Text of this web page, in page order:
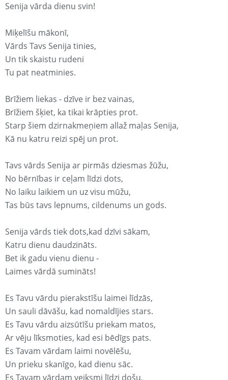
Senija vārda dienu svin!
Miķelīšu mākonī,
Vārds Tavs Senija tinies,
Un tik skaistu rudeni
Tu pat neatminies.
Brīžiem liekas - dzīve ir bez vainas,
Brīžiem šķiet, ka tikai krāpties prot.
Starp šiem dzirnakmeņiem allaž maļas Senija,
Kā nu katru reizi spēj un prot.
Tavs vārds Senija ar pirmās dziesmas žūžu,
No bērnības ir ceļam līdzi dots,
No laiku laikiem un uz visu mūžu,
Tas būs tavs lepnums, cildenums un gods.
Senija vārds tiek dots,kad dzīvi sākam,
Katru dienu daudzināts.
Bet ik gadu vienu dienu -
Laimes vārdā sumināts!
Es Tavu vārdu pierakstīšu laimei līdzās,
Un sauli dāvāšu, kad nomaldījies stars.
Es Tavu vārdu aizsūtīšu priekam matos,
Ar vēju līksmoties, kad esi bēdīgs pats.
Es Tavam vārdam laimi novēlēšu,
Un prieku skanīgo, kad dienu sāc.
Es Tavam vārdam veiksmi līdzi došu,